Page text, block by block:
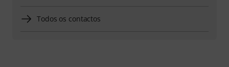
Todos os contactos